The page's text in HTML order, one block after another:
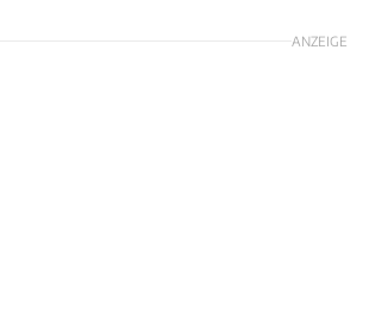
ANZEIGE